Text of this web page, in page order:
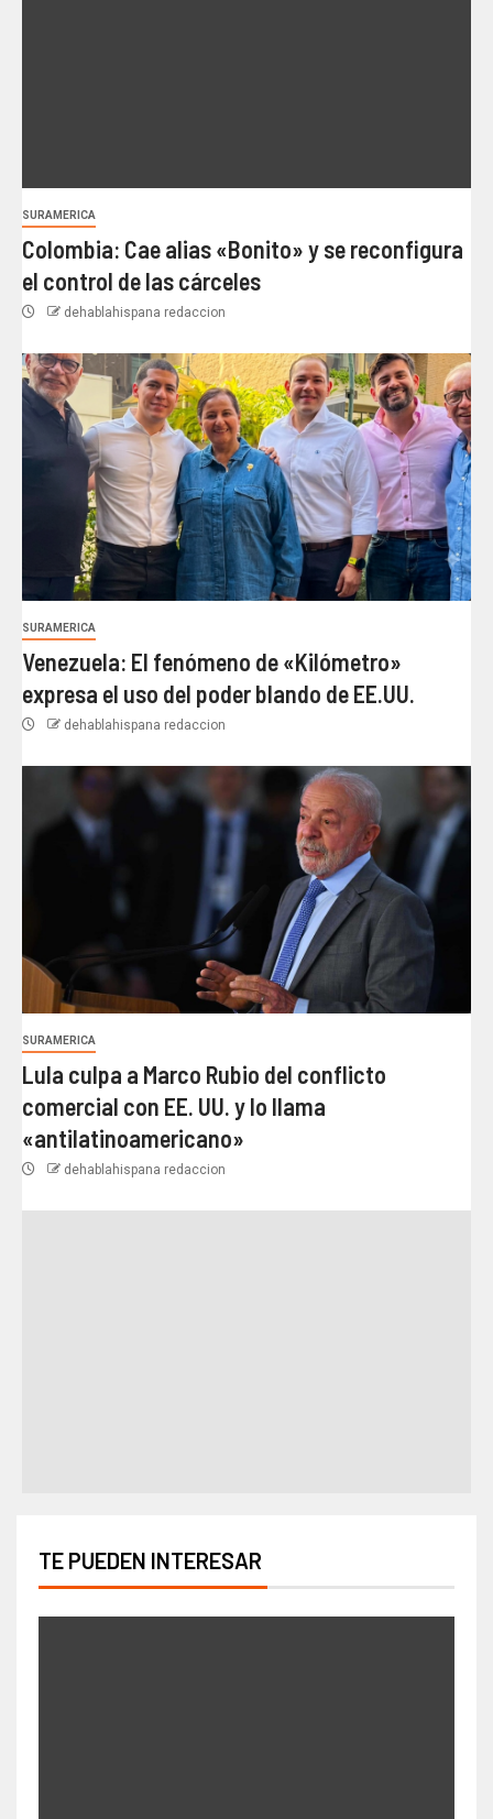
SURAMERICA
Colombia: Cae alias «Bonito» y se reconfigura
el control de las cárceles
dehablahispana redaccion
SURAMERICA
Venezuela: El fenómeno de «Kilómetro»
expresa el uso del poder blando de EE.UU.
dehablahispana redaccion
SURAMERICA
Lula culpa a Marco Rubio del conflicto
comercial con EE. UU. y lo llama
«antilatinoamericano»
dehablahispana redaccion
TE PUEDEN INTERESAR